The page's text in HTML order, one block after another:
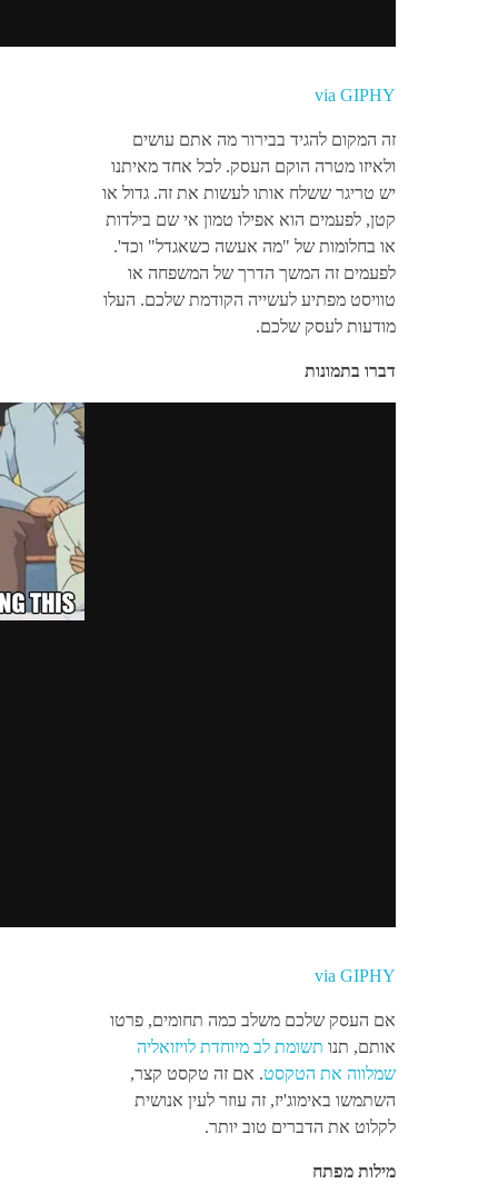
via GIPHY
זה המקום להגיד בבירור מה אתם עושים
ולאיזו מטרה הוקם העסק. לכל אחד מאיתנו
יש טריגר ששלח אותו לעשות את זה. גדול או
קטן, לפעמים הוא אפילו טמון אי שם בילדות
או בחלומות של "מה אעשה כשאגדל" וכד'.
לפעמים זה המשך הדרך של המשפחה או
טוויסט מפתיע לעשייה הקודמת שלכם. העלו
מודעות לעסק שלכם.
דברו בתמונות
via GIPHY
אם העסק שלכם משלב כמה תחומים, פרטו
אותם, תנו תשומת לב מיוחדת לויזואליה
שמלווה את הטקסט. אם זה טקסט קצר,
השתמשו באימוג'יז, זה עוזר לעין אנושית
לקלוט את הדברים טוב יותר.
מילות מפתח